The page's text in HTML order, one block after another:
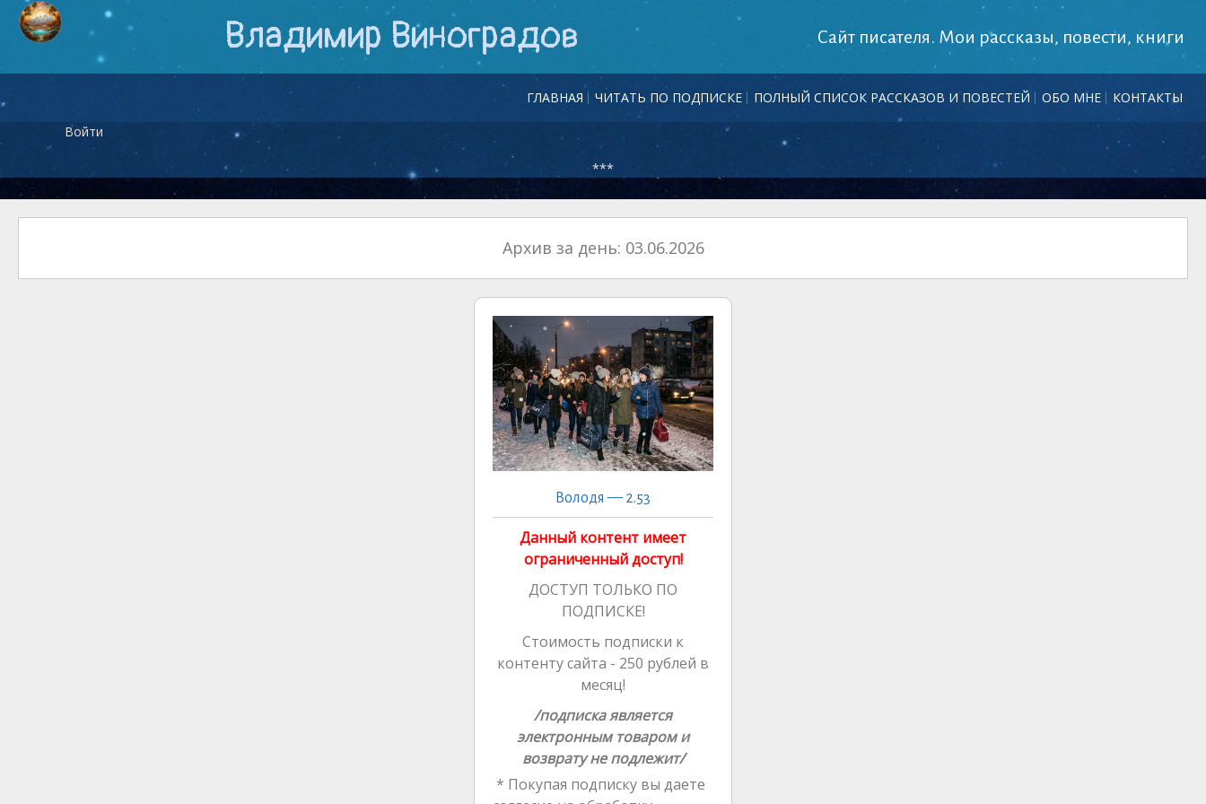
Владимир Виноградов Сайт писателя. Мои рассказы, повести, книги
ГЛАВНАЯ ЧИТАТЬ ПО ПОДПИСКЕ ПОЛНЫЙ СПИСОК РАССКАЗОВ И ПОВЕСТЕЙ ОБО МНЕ
КОНТАКТЫ
Войти
***
Архив за день: 03.06.2026
Володя — 2.53
Данный контент имеет
ограниченный доступ!
ДОСТУП ТОЛЬКО ПО
ПОДПИСКЕ!
Стоимость подписки к
контенту сайта - 250 рублей в
месяц!
/подписка является
электронным товаром и
возврату не подлежит/
* Покупая подписку вы даете